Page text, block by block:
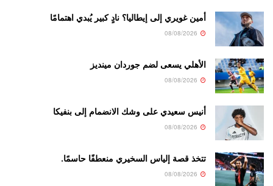
أمين غويري إلى إيطاليا؟ نادٍ كبير يُبدي اهتمامًا
الأهلي يسعى لضم جوردان مينديز
أنيس سعيدي على وشك الانضمام إلى بنفيكا
تتخذ قصة إلياس السخيري منعطفًا حاسمًا.